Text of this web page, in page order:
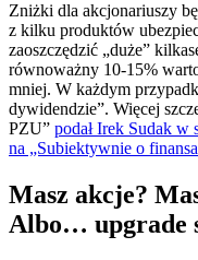
Zniżki dla akcjonariuszy
z kilku produktów
zaoszczędzić „duże”
równoważny 10-15%
mniej. W każdym
dywidendzie”. Więcej
PZU” podał Irek Sudak w
na „Subiektywnie o
Masz akcje?
Albo… upgrade